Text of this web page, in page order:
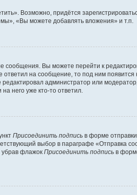
Возможно, придётся
«Вы можете добавлять вложения» и т.п.
сообщения. Вы можете перейти к
ответил на сообщение, то под ним
администратор или
него уже кто-то ответил.
Присоединить подпись в форме
выбор в параграфе «Отправка
убрав флажок Присоединить подпись в